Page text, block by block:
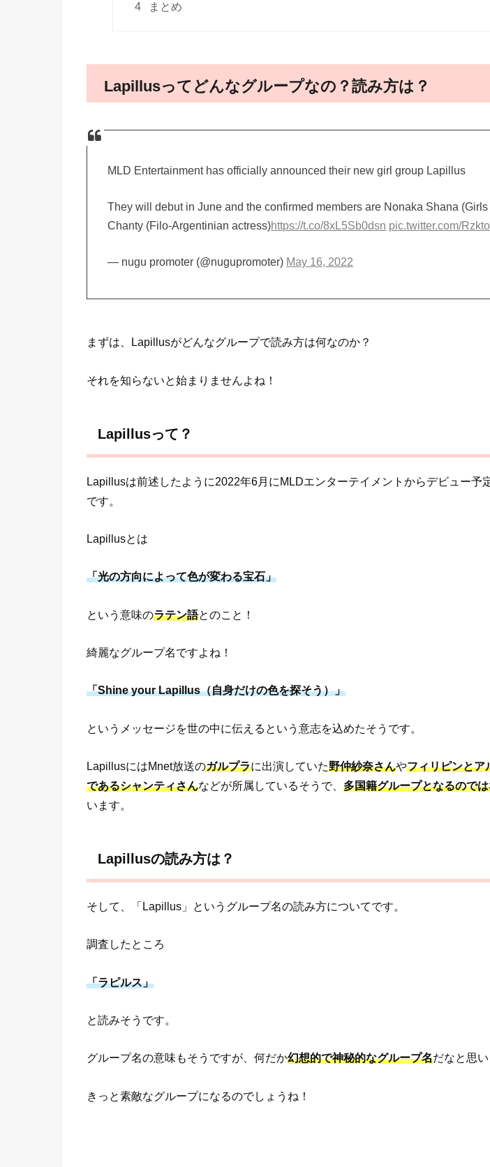
4 まとめ
Lapillusってどんなグループなの？読み方は？
MLD Entertainment has officially announced their new girl group Lapillus
They will debut in June and the confirmed members are Nonaka Shana
Chanty (Filo-Argentinian actress)https://t.co/8xL5Sb0dsn pic.twitter.com/
— nugu promoter (@nugupromoter) May 16, 2022
まずは、Lapillusがどんなグループで読み方は何なのか？
それを知らないと始まりませんよね！
Lapillusって？
Lapillusは前述したように2022年6月にMLDエンターテイメントからデビュー予
です。
Lapillusとは
「光の方向によって色が変わる宝石」
という意味のラテン語とのこと！
綺麗なグループ名ですよね！
「Shine your Lapillus（自身だけの色を探そう）」
というメッセージを世の中に伝えるという意志を込めたそうです。
LapillusにはMnet放送のガルプラに出演していた野仲紗奈さんやフィリピンとア
であるシャンティさんなどが所属しているそうで、 多国籍グループとなるので
います。
Lapillusの読み方は？
そして、「Lapillus」というグループ名の読み方についてです。
調査したところ
「ラピルス」
と読みそうです。
グループ名の意味もそうですが、何だか幻想的で神秘的なグループ名だなと思い
きっと素敵なグループになるのでしょうね！